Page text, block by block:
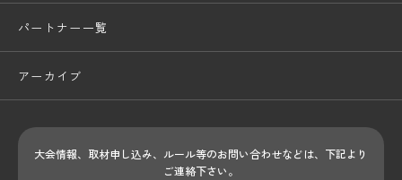
パートナー一覧
アーカイブ
大会情報、取材申し込み、ルール等のお問い合わせなどは、下記より
ご連絡下さい。